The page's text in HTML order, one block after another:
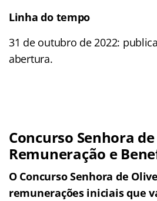
Linha do tempo
31 de outubro de 2022:
abertura.
Concurso Senhora
Remuneração e
O Concurso Senhora de
remunerações iniciais que